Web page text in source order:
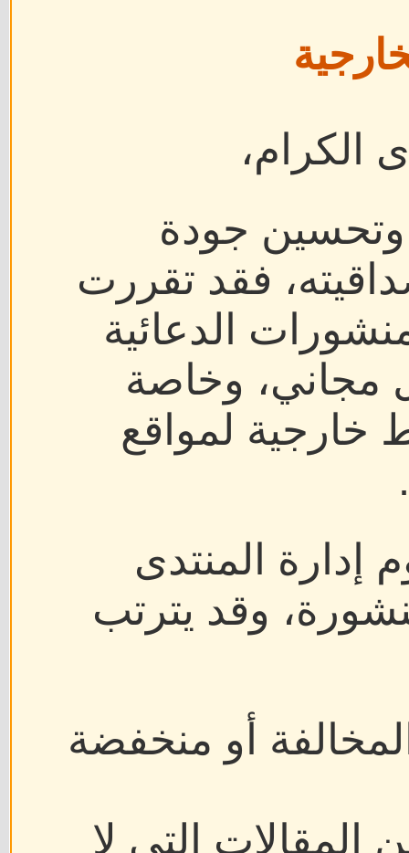
الكرام،
جودة
فقد تقررت
الدعائية
مجاني، وخاصة
خارجية لمواقع
إدارة المنتدى
وقد يترتب
أو منخفضة
المقالات التي لا